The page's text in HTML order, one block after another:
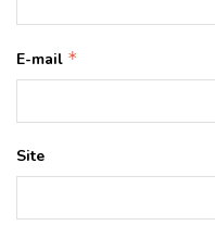
E-mail *
Site